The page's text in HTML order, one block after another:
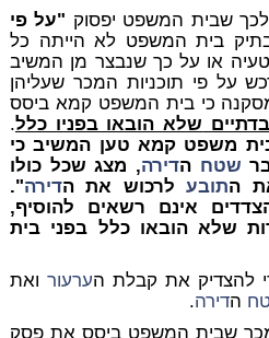
שבית המשפט יפסוק "על פי
בית המשפט לא הייתה כל
או על כך שנבצר מן המשיב
על פי תוכניות המכר שעליהן
כי בית המשפט קמא ביסס
שלא הובאו בפניו כלל.
משפט קמא טען המשיב כי
שטח הדירה, מצג שכל כולו
התובעלרכוש את הדירה".
אינם רשאים להוסיף,
שלא הובאו כלל בפני בית
להצדיק את קבלת הערעור ואת
הדירה.
שבית המשפט ביסס את פסק